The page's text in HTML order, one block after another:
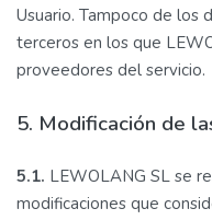
Usuario. Tampoco de los
terceros en los que
proveedores del servicio.
5. Modificación de
5.1. LEWOLANG SL se
modificaciones que